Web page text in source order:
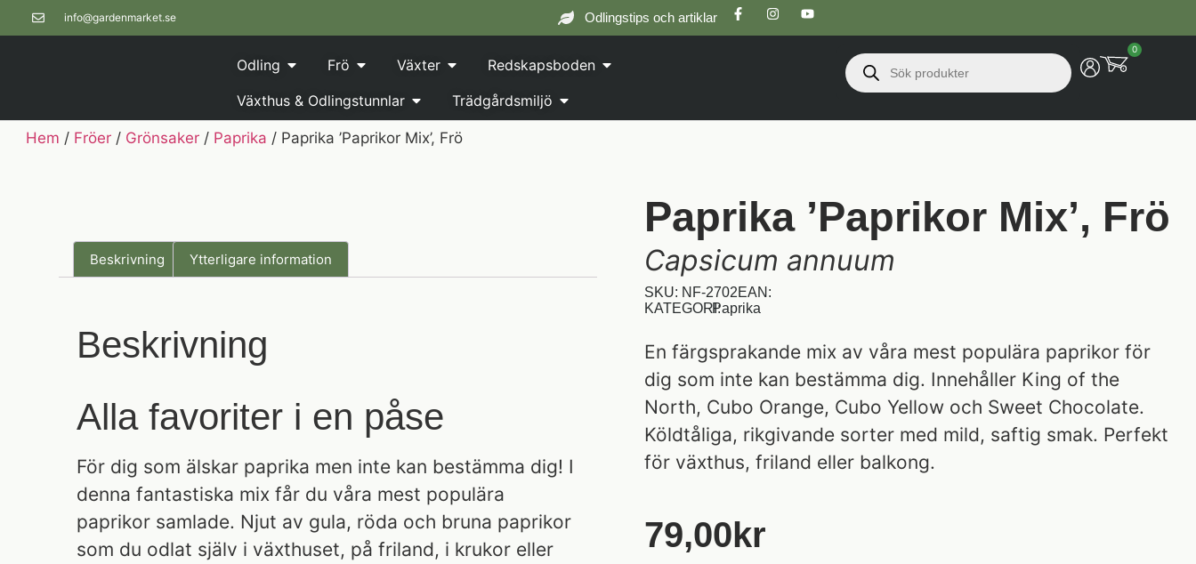
info@gardenmarket.se Odlingstips och artiklar
Odling Frö Växter
Redskapsboden
Växthus & Odlingstunnlar
Trädgårdsmiljö
0
Hem / Fröer / Grönsaker / Paprika / Paprika ’Paprikor Mix’, Frö
Beskrivning Ytterligare information
Beskrivning
Alla favoriter i en påse
För dig som älskar paprika men inte kan bestämma dig! I
denna fantastiska mix får du våra mest populära
paprikor samlade. Njut av gula, röda och bruna paprikor
som du odlat själv i växthuset, på friland, i krukor eller
Paprika ’Paprikor Mix’, Frö
Capsicum annuum
SKU: NF-2702EAN:
KATEGORI:Paprika
En färgsprakande mix av våra mest populära paprikor för
dig som inte kan bestämma dig. Innehåller King of the
North, Cubo Orange, Cubo Yellow och Sweet Chocolate.
Köldtåliga, rikgivande sorter med mild, saftig smak. Perfekt
för växthus, friland eller balkong.
79,00Kr